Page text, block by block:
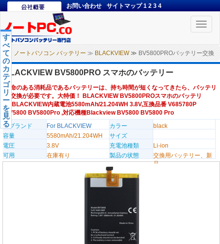
お問い合わせ サイトマップ 1 2 3 4
Toggle
ノートパソコン バッテリー ≫ BLACKVIEW≫ BV5800PROバッテリー交換
す
べ
て
の
カ
テ
ゴ
リ
ー
を
見
る
BLACKVIEW BV5800PRO スマホのバッテリー
寿命のある消耗品であるバッテリーは、持ち時間が短くなってきたら、バッテリ
ー交換が必要です。大特価！ BLACKVIEW BV5800PROスマホのバッテリ
ー,BLACKVIEW内蔵電池5580mAh/21.204WH 3.8V,互換品番 V685780P
BV5800 BV5800Pro ,対応機種Blackview BV5800 BV5800 Pro
のブランド
For BLACKVIEW カラー
black
容量
5580mAh/21.204WH
サイズ
電圧
3.8V 充電池種類
Li-ion
可用
在庫有り 製品の状態
交換用バッテリー、新
品